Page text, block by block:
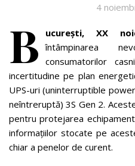
4
B ucurești, XX
întâmpinarea
consumatorilor
incertitudine pe plan
UPS-uri (uninterruptible
neîntreruptă) 3S Gen 2.
pentru protejarea
informațiilor stocate pe
chiar a penelor de curent.